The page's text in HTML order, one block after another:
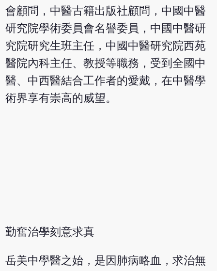
會顧問，中醫古籍出版社顧問，中國中醫
研究院學術委員會名譽委員，中國中醫研
究院研究生班主任，中國中醫研究院西苑
醫院內科主任、教授等職務，受到全國中
醫、中西醫結合工作者的愛戴，在中醫學
術界享有崇高的威望。
勤奮治學刻意求真
岳美中學醫之始，是因肺病略血，求治無